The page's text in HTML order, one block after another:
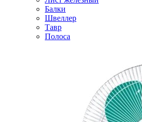
Балки
Швеллер
Тавр
Полоса